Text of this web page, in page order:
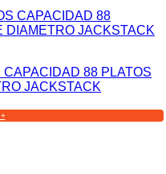
88 PLATOS
JACKSTACK